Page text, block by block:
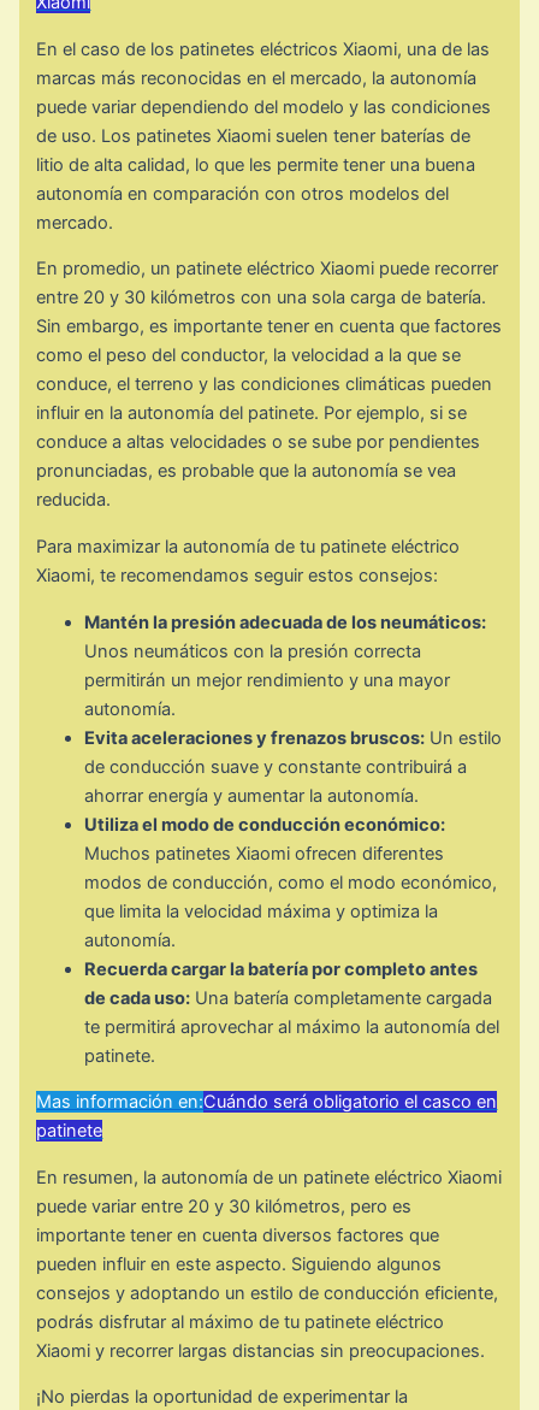
En el caso de los patinetes eléctricos Xiaomi, una de las
marcas más reconocidas en el mercado, la autonomía
puede variar dependiendo del modelo y las condiciones
de uso. Los patinetes Xiaomi suelen tener baterías de
litio de alta calidad, lo que les permite tener una buena
autonomía en comparación con otros modelos del
mercado.
En promedio, un patinete eléctrico Xiaomi puede recorrer
entre 20 y 30 kilómetros con una sola carga de batería.
Sin embargo, es importante tener en cuenta que factores
como el peso del conductor, la velocidad a la que se
conduce, el terreno y las condiciones climáticas pueden
influir en la autonomía del patinete. Por ejemplo, si se
conduce a altas velocidades o se sube por pendientes
pronunciadas, es probable que la autonomía se vea
reducida.
Para maximizar la autonomía de tu patinete eléctrico
Xiaomi, te recomendamos seguir estos consejos:
Mantén la presión adecuada de los neumáticos:
Unos neumáticos con la presión correcta
permitirán un mejor rendimiento y una mayor
autonomía.
Evita aceleraciones y frenazos bruscos: Un estilo
de conducción suave y constante contribuirá a
ahorrar energía y aumentar la autonomía.
Utiliza el modo de conducción económico:
Muchos patinetes Xiaomi ofrecen diferentes
modos de conducción, como el modo económico,
que limita la velocidad máxima y optimiza la
autonomía.
Recuerda cargar la batería por completo antes
de cada uso: Una batería completamente cargada
te permitirá aprovechar al máximo la autonomía del
patinete.
Mas información en:Cuándo será obligatorio el casco en
patinete
En resumen, la autonomía de un patinete eléctrico Xiaomi
puede variar entre 20 y 30 kilómetros, pero es
importante tener en cuenta diversos factores que
pueden influir en este aspecto. Siguiendo algunos
consejos y adoptando un estilo de conducción eficiente,
podrás disfrutar al máximo de tu patinete eléctrico
Xiaomi y recorrer largas distancias sin preocupaciones.
¡No pierdas la oportunidad de experimentar la